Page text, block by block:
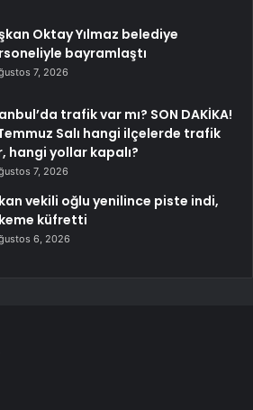
Oktay Yılmaz belediye
bayramlaştı
7, 2026
trafik var mı? SON DAKİKA!
Salı hangi ilçelerde trafik
hangi yollar kapalı?
7, 2026
vekili oğlu yenilince piste indi,
küfretti
6, 2026